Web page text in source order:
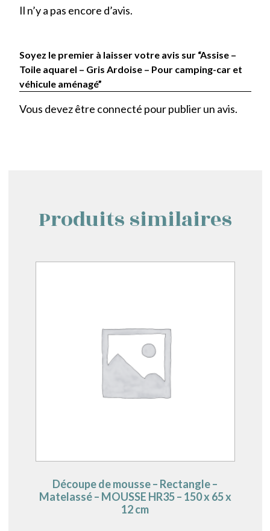
Il n’y a pas encore d’avis.
Soyez le premier à laisser votre avis sur “Assise –
Toile aquarel – Gris Ardoise – Pour camping-car et
véhicule aménagé”
Vous devez être connecté pour publier un avis.
Produits similaires
Découpe de mousse – Rectangle –
Matelassé – MOUSSE HR35 – 150 x 65 x
12 cm